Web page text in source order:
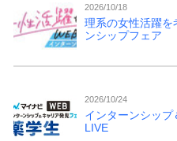
2026/10/18
理系の女性活躍を
ンシップフェア
2026/10/24
インターンシッ
LIVE